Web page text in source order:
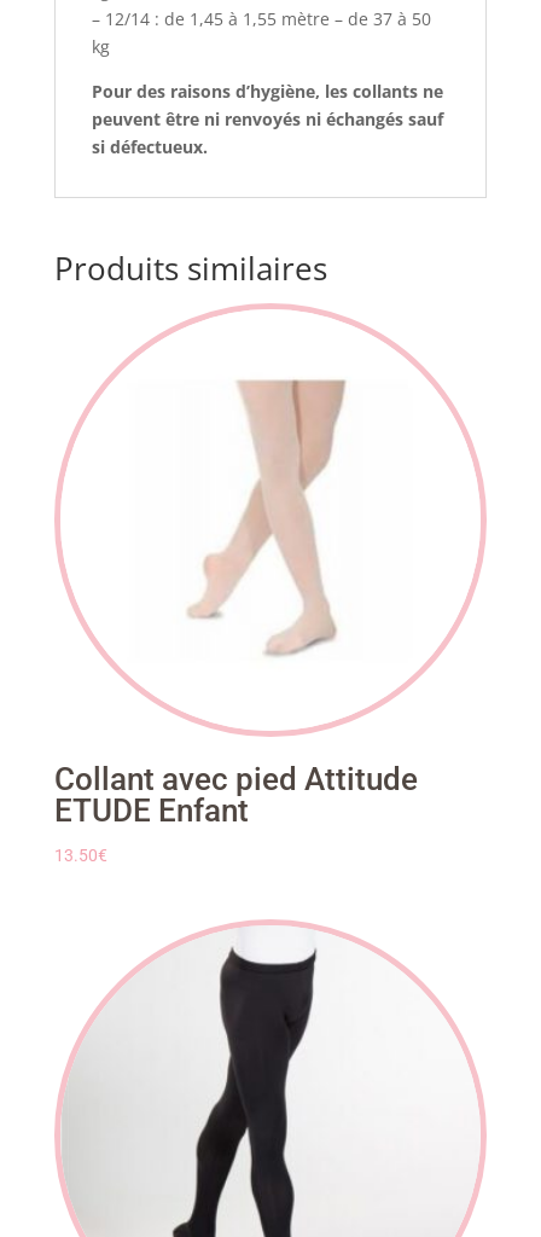
– 12/14 : de 1,45 à 1,55 mètre – de 37 à 50
kg
Pour des raisons d’hygiène, les collants ne
peuvent être ni renvoyés ni échangés sauf
si défectueux.
Produits similaires
Collant avec pied Attitude
ETUDE Enfant
13.50€